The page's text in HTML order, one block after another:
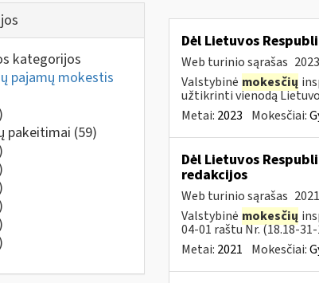
kategorijos
pajamų mokestis
pakeitimai (59)
Dėl Lietuvos
Web turinio sąrašas
Valstybinė mokesčių
užtikrinti vienodą
Metai: 2023 Mokesčiai:
Dėl Lietuvos
redakcijos
Web turinio sąrašas
Valstybinė mokesčių
04-01 raštu Nr. (18.18-
Metai: 2021 Mokesčiai: